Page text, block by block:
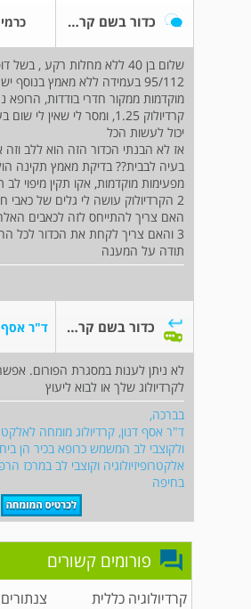
כדור בשם קרדלוק 1,25 כרמי
שלום בן 40 ללא מחלות רקע ,
95/112 בעמידה ללא מאמץ בנוסף
מוקדמות ממקור חדרי בודדות, הרופא
קרדיולוק 1.25, ומסר לי שאין לי
יכול לעשות הכל
אז לא הבנתי הכדור הזה הוא ללב וזה
בעיה לבבית?? בדיקת מאמץ תקינה
מפעימות מוקדמות, אקו תקין מיפוי לב
2 הקרדיולוק עושה לי גלים של כאבי
האם צריך להתייחס לזה לכאבים
3 והאם צריך לקחת את הכדור לכל החיים
תודה על המענה
כדור בשם קרדלוק 1,25 ד"ר אסף
לא ניתן לענות במסגרת הפורום.
לקרדיולוג שלך או לבוא ליעוץ
בברכה,
ד"ר אסף דנון, קרדיולוג מומחה
ולקוצבי לב המשמש כרופא בכיר הן
אלקטרופיזיולוגיה וקוצבי לב במרכז
בחיפה
פורומים קשורים
קרדיולוגיה כללית